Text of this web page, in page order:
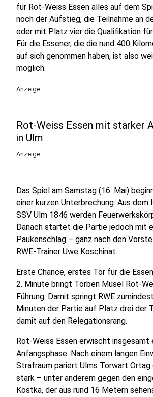
für Rot-Weiss Essen alles auf dem
noch der Aufstieg, die Teilnahme an
oder mit Platz vier die Qualifikation
Für die Essener, die die rund 400
auf sich genommen haben, ist also
möglich.
Anzeige
Rot-Weiss Essen mit starker
in Ulm
Anzeige
Das Spiel am Samstag (16. Mai)
einer kurzen Unterbrechung: Aus dem
SSV Ulm 1846 werden
Danach startet die Partie jedoch mit
Paukenschlag – ganz nach den
RWE-Trainer Uwe Koschinat.
Erste Chance, erstes Tor für die
2. Minute bringt Torben Müsel Rot-
Führung. Damit springt RWE
Minuten der Partie auf Platz drei der
damit auf den Relegationsrang.
Rot-Weiss Essen erwischt insgesamt
Anfangsphase. Nach einem langen
Strafraum pariert Ulms Torwart Ortag
stark – unter anderem gegen den
Kostka, der aus rund 16 Metern